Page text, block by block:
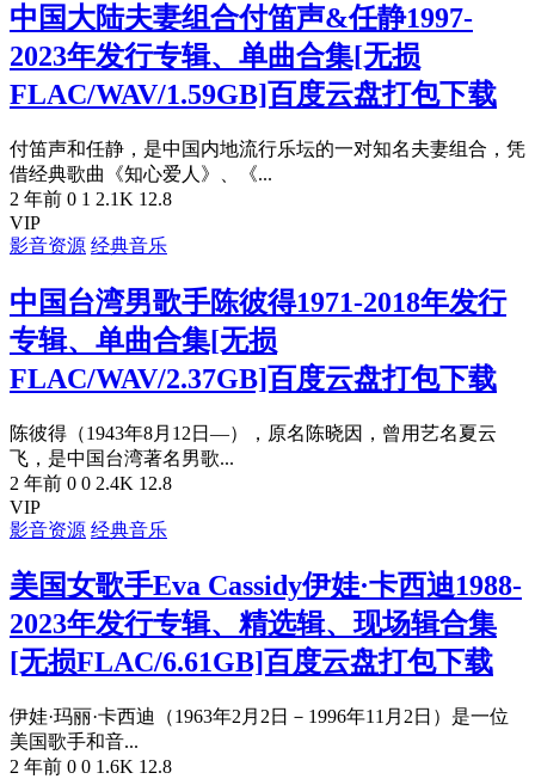
中国大陆夫妻组合付笛声&任静1997-
2023年发行专辑、单曲合集[无损
FLAC/WAV/1.59GB]百度云盘打包下载
付笛声和任静，是中国内地流行乐坛的一对知名夫妻组合，凭
借经典歌曲《知心爱人》、《...
2 年前 0 1 2.1K 12.8
VIP
影音资源 经典音乐
中国台湾男歌手陈彼得1971-2018年发行
专辑、单曲合集[无损
FLAC/WAV/2.37GB]百度云盘打包下载
陈彼得（1943年8月12日—），原名陈晓因，曾用艺名夏云
飞，是中国台湾著名男歌...
2 年前 0 0 2.4K 12.8
VIP
影音资源 经典音乐
美国女歌手Eva Cassidy伊娃·卡西迪1988-
2023年发行专辑、精选辑、现场辑合集
[无损FLAC/6.61GB]百度云盘打包下载
伊娃·玛丽·卡西迪（1963年2月2日－1996年11月2日）是一位
美国歌手和音...
2 年前 0 0 1.6K 12.8